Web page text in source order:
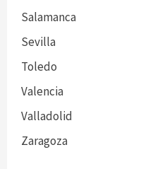
Salamanca
Sevilla
Toledo
Valencia
Valladolid
Zaragoza